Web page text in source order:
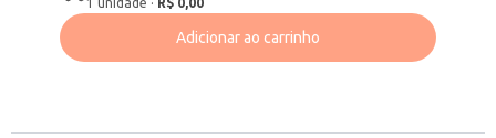
Adicionar ao carrinho